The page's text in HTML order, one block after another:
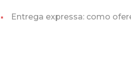
Entrega expressa: como